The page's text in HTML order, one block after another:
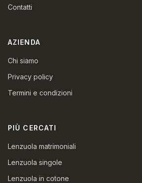
Contatti
AZIENDA
Chi siamo
Privacy policy
Termini e condizioni
PIÙ CERCATI
Lenzuola matrimoniali
Lenzuola singole
Lenzuola in cotone